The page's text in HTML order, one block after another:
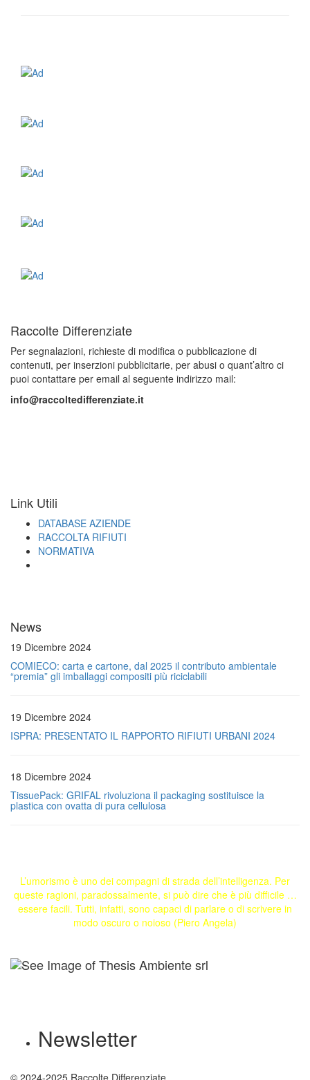
Raccolte Differenziate
Per segnalazioni, richieste di modifica o pubblicazione di
contenuti, per inserzioni pubblicitarie, per abusi o quant’altro ci
puoi contattare per email al seguente indirizzo mail:
info@raccoltedifferenziate.it
Link Utili
DATABASE AZIENDE
RACCOLTA RIFIUTI
NORMATIVA
News
19 Dicembre 2024
COMIECO: carta e cartone, dal 2025 il contributo ambientale
“premia” gli imballaggi compositi più riciclabili
19 Dicembre 2024
ISPRA: PRESENTATO IL RAPPORTO RIFIUTI URBANI 2024
18 Dicembre 2024
TissuePack: GRIFAL rivoluziona il packaging sostituisce la
plastica con ovatta di pura cellulosa
L’umorismo è uno dei compagni di strada dell’intelligenza. Per
queste ragioni, paradossalmente, si può dire che è più difficile …
essere facili. Tutti, infatti, sono capaci di parlare o di scrivere in
modo oscuro o noioso (Piero Angela)
Newsletter